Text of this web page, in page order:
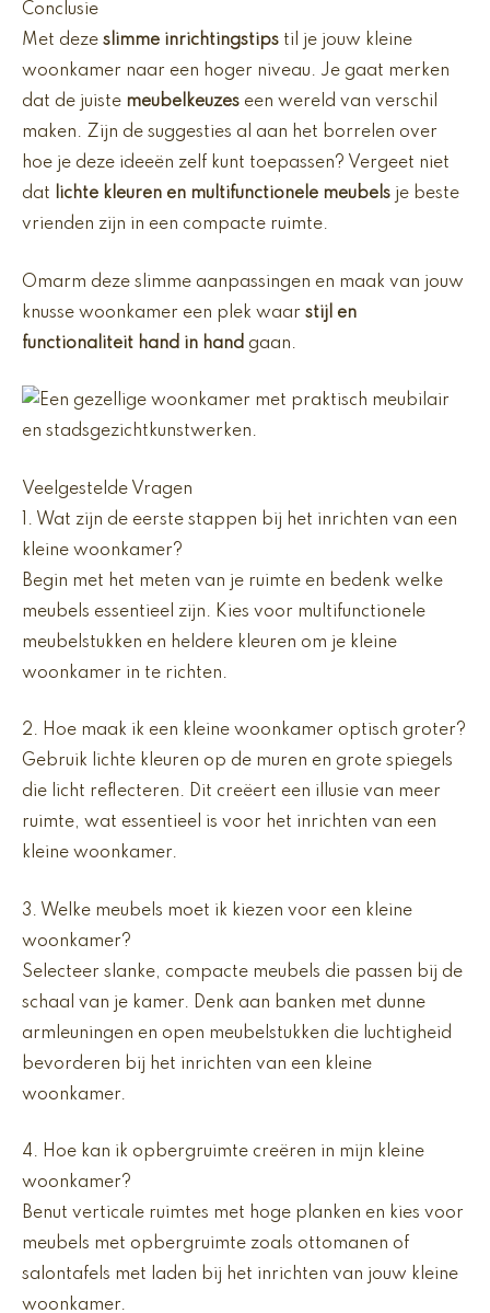
Conclusie
Met deze slimme inrichtingstips til je jouw kleine
woonkamer naar een hoger niveau. Je gaat merken
dat de juiste meubelkeuzes een wereld van verschil
maken. Zijn de suggesties al aan het borrelen over
hoe je deze ideeën zelf kunt toepassen? Vergeet niet
dat
lichte kleuren en multifunctionele meubels je beste
vrienden zijn in een compacte ruimte.
Omarm deze slimme aanpassingen en maak van jouw
knusse woonkamer een plek waar stijl en
functionaliteit hand in hand gaan.
Veelgestelde Vragen
1. Wat zijn de eerste stappen bij het inrichten van een
kleine woonkamer?
Begin met het meten van je ruimte en bedenk welke
meubels essentieel zijn. Kies voor multifunctionele
meubelstukken en heldere kleuren om je kleine
woonkamer in te richten.
2. Hoe maak ik een kleine woonkamer optisch groter?
Gebruik lichte kleuren op de muren en grote spiegels
die licht reflecteren. Dit creëert een illusie van meer
ruimte, wat essentieel is voor het inrichten van een
kleine woonkamer.
3. Welke meubels moet ik kiezen voor een kleine
woonkamer?
Selecteer slanke, compacte meubels die passen bij de
schaal van je kamer. Denk aan banken met dunne
armleuningen en open meubelstukken die luchtigheid
bevorderen bij het inrichten van een kleine
woonkamer.
4. Hoe kan ik opbergruimte creëren in mijn kleine
woonkamer?
Benut verticale ruimtes met hoge planken en kies voor
meubels met opbergruimte zoals ottomanen of
salontafels met laden bij het inrichten van jouw kleine
woonkamer.